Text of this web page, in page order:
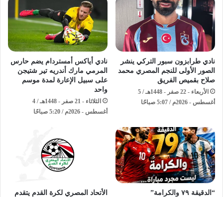
نادي طرابزون سبور التركي ينشر
الصور الأولى للنجم المصري محمد
صلاح بقميص الفريق
الأربعاء - 22 صفر - 1448هـ / 5
أغسطس - 2026م / 5:07 صباحًا
نادي أياكس أمستردام يضم حارس
المرمي مارك أندريه تير شتيجن
على سبيل الإعارة لمدة موسم
واحد
الثلاثاء - 21 صفر - 1448هـ / 4
أغسطس - 2026م / 5:20 صباحًا
“الدقيقة ٧٩ والكرامة”
الأتحاد المصري لكرة القدم يتقدم